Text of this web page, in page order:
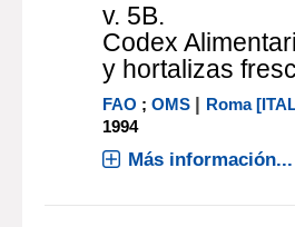
v. 5B.
Codex
y hortalizas
FAO ;OMS | Roma
1994
Más información...